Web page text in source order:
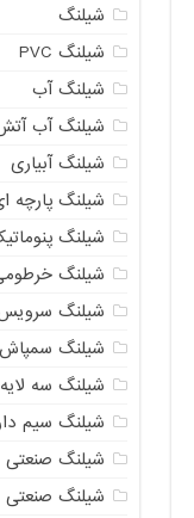
شیلنگ
شیلنگ PVC
شیلنگ آب
شیلنگ آب
شیلنگ آبیاری
شیلنگ پارچه
شیلنگ
شیلنگ
شیلنگ
شیلنگ سمپاش
شیلنگ سه لایه
شیلنگ سیم
شیلنگ صنعتی
شیلنگ صنعتی